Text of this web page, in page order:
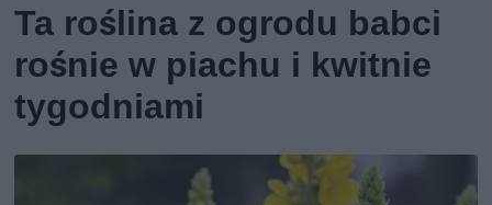
Ta roślina z ogrodu babci
rośnie w piachu i kwitnie
tygodniami